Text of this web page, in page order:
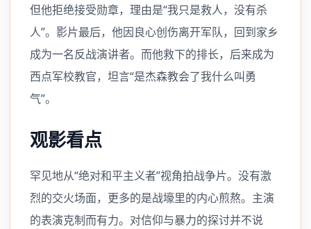
但他拒绝接受勋章，理由是“我只是救人，没有杀
人”。影片最后，他因良心创伤离开军队，回到家乡
成为一名反战演讲者。而他救下的排长，后来成为
西点军校教官，坦言“是杰森教会了我什么叫勇
气”。
观影看点
罕见地从“绝对和平主义者”视角拍战争片。没有激
烈的交火场面，更多的是战壕里的内心煎熬。主演
的表演克制而有力。对信仰与暴力的探讨并不说